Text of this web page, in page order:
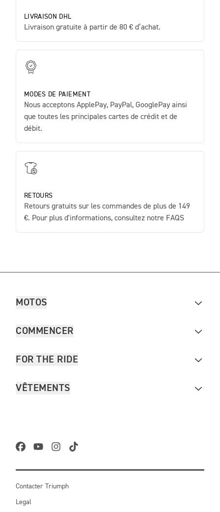
LIVRAISON DHL
Livraison gratuite à partir de 80 € d’achat.
MODES DE PAIEMENT
Nous acceptons ApplePay, PayPal, GooglePay ainsi
que toutes les principales cartes de crédit et de
débit.
RETOURS
Retours gratuits sur les commandes de plus de 149
€. Pour plus d'informations, consultez notre FAQS
MOTOS
COMMENCER
FOR THE RIDE
VÊTEMENTS
Contacter Triumph
Legal